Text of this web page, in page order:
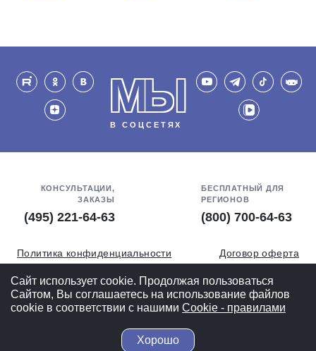
МЫ
В СОЦСЕТЯХ
КОНСУЛЬТАЦИИ,
ЗАКАЗЫ
(495) 221-64-63
БЕСПЛАТНЫЙ ДЛЯ
РЕГИОНОВ
(800) 700-64-63
Политика конфиденциальности
Договор оферта
Обработка персональных данных
СОУТ
Полная версия
Сайт использует cookie. Продолжая пользоваться
Сайтом, Вы соглашаетесь на использование файлов
cookie в соответствии с нашими Cookiе - правилами
Хорошо